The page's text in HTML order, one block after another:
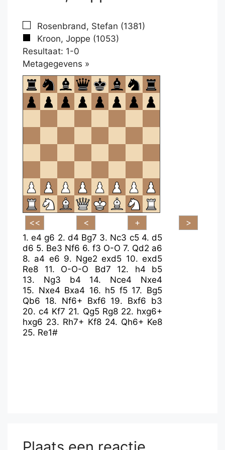
Rosenbrand, Stefan (1381)
Kroon, Joppe (1053)
Resultaat: 1-0
Metagegevens »
om
te
openen.
1.e4 g6 2. d4 Bg7 3. Nc3 c5 4.d5
d6 5. Be3 Nf6 6. f3 O-O 7. Qd2 a6
8. a4 e6 9. Nge2 exd5 10.exd5
Re8
11. O-O-O Bd7 12. h4
b5
13. Ng3 b4 14. Nce4
Nxe4
15. Nxe4 Bxa4 16. h5 f5 17. Bg5
Qb6 18. Nf6+ Bxf6 19. Bxf6 b3
20.c4 Kf7 21. Qg5 Rg8 22. hxg6+
hxg6 23. Rh7+ Kf8 24. Qh6+ Ke8
25. Re1#